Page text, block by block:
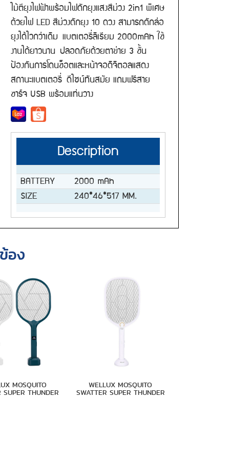
ไม้ตียุงไฟฟ้าพร้อมไฟดักยุงแสงสีม่วง 2in1 พิเศษ
ด้วยไฟ LED สีม่วงดักยุง 10 ดวง สามารถดักล่อ
ยุงได้ไวกว่าเดิม แบตเตอรี่ลิเธียม 2000mAh ใช้
งานได้ยาวนาน ปลอดภัยด้วยตาข่าย 3 ชั้น
ป้องกันการโดนช็อตและหน้าจอดิจิตอลแสดง
สถานะแบตเตอรี่ ดีไซน์ทันสมัย แถมฟรีสาย
ชาร์จ USB พร้อมแท่นวาง
Description
BATTERY
2000 mAh
SIZE
240*46*517 MM.
อง
MOSQUITO
SUPER THUNDER
WELLUX MOSQUITO
SWATTER SUPER THUNDER